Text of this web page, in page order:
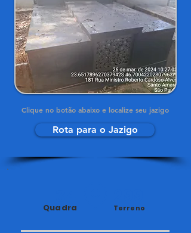
Clique no botão abaixo e localize seu jazigo
Rota para o Jazigo
Quadra Terreno